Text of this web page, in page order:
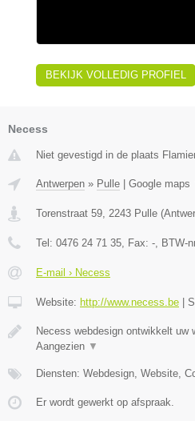
BEKIJK VOLLEDIG PROFIEL
Necess
Niet gevestigd in de plaats
Antwerpen » Pulle | Google maps
Torenstraat 59 2243 Pulle (
Tel: 0476 24 71 35 , Fax: - , BTW-
E-mail › Necess
Website: http://www.necess.be |
Necess webdesign ontwikkelt uw
Aangezien ▼
Diensten: Webdesign, Website,
Er wordt gewerkt op afspraak.